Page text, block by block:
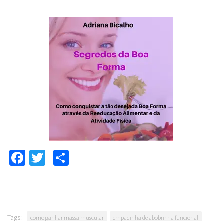
Facebook
Twitter
Tags: como ganhar massa muscular
empadinha de abobrinha funcional